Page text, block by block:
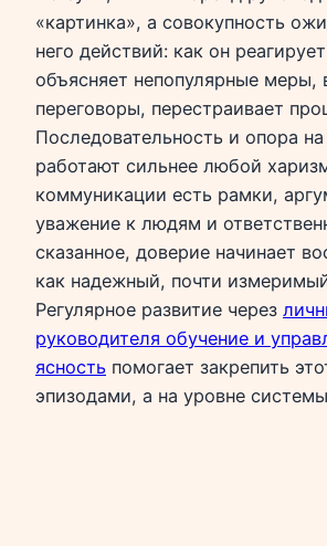
«картинка», а совокупность
него действий: как он
объясняет непопулярные меры,
переговоры, перестраивает
Последовательность и опора
работают сильнее любой
коммуникации есть рамки,
уважение к людям и
сказанное, доверие начинает
как надежный, почти
Регулярное развитие через
руководителя обучение и
ясность помогает закрепить
эпизодами, а на уровне